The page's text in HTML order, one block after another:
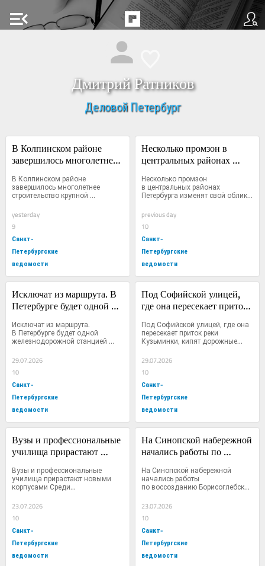
menu_open
Дмитрий Ратников
Деловой Петербург
В Колпинском районе
завершилось многолетнее
автодорожной развязки
В Колпинском районе
завершилось многолетнее
строительство крупной
автодорожной...
yesterday
9
Санкт-
Петербургские
ведомости
Несколько промзон в
центральных районах
облик
Несколько промзон
в центральных районах
Петербурга изменят свой облик...
previous day
10
Санкт-
Петербургские
ведомости
Исключат из маршрута. В
Петербурге будет одной
станцией меньше
Исключат из маршрута.
В Петербурге будет одной
железнодорожной станцией
меньше...
29.07.2026
10
Санкт-
Петербургские
ведомости
Под Софийской улицей,
где она пересекает приток
дорожные работы
Под Софийской улицей, где она
пересекает приток реки
Кузьминки, кипят дорожные...
29.07.2026
10
Санкт-
Петербургские
ведомости
Вузы и профессиональные
училища прирастают
Вузы и профессиональные
училища прирастают новыми
корпусами Среди...
23.07.2026
10
Санкт-
Петербургские
ведомости
На Синопской набережной
начались работы по
Борисоглебской церкви
На Синопской набережной
начались работы
по воссозданию Борисоглебской
23.07.2026
10
Санкт-
Петербургские
ведомости